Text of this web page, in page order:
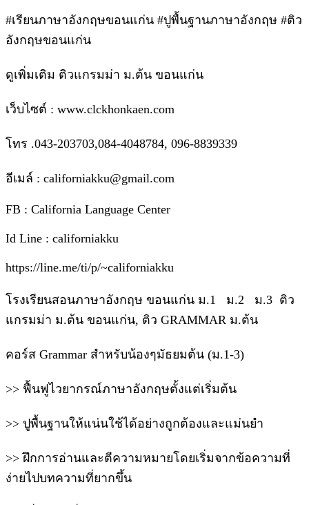
#เรียนภาษาอังกฤษขอนแก่น #ปูพื้นฐานภาษาอังกฤษ #ติว
อังกฤษขอนแก่น
ดูเพิ่มเติม ติวแกรมม่า ม.ต้น ขอนแก่น
เว็บไซต์ : www.clckhonkaen.com
โทร .043-203703,084-4048784, 096-8839339
อีเมล์ : californiakku@gmail.com
FB : California Language Center
Id Line : californiakku
https://line.me/ti/p/~californiakku
โรงเรียนสอนภาษาอังกฤษ ขอนแก่น ม.1 ม.2 ม.3 ติว
แกรมม่า ม.ต้น ขอนแก่น, ติว GRAMMAR ม.ต้น
คอร์ส Grammar สำหรับน้องๆมัธยมต้น (ม.1-3)
>> ฟื้นฟูไวยากรณ์ภาษาอังกฤษตั้งแต่เริ่มต้น
>> ปูพื้นฐานให้แน่นใช้ได้อย่างถูกต้องและแม่นยำ
>> ฝึกการอ่านและตีความหมายโดยเริ่มจากข้อความที่
ง่ายไปบทความที่ยากขึ้น